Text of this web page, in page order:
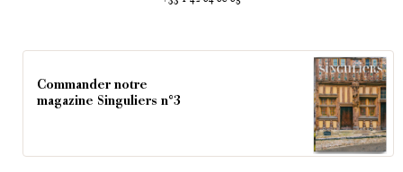
Commander notre
magazine Singuliers n°3